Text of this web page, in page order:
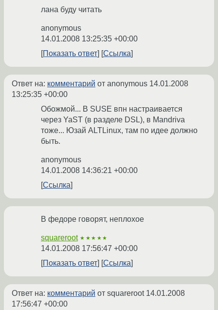
лана буду читать
anonymous
14.01.2008 13:25:35 +00:00
Показать ответ
Ссылка
Ответ на: комментарий от anonymous 14.01.2008
13:25:35 +00:00
Обожмой... В SUSE впн настраивается
через YaST (в разделе DSL), в Mandriva
тоже... Юзай ALTLinux, там по идее должно
быть.
anonymous
14.01.2008 14:36:21 +00:00
Ссылка
В федоре говорят, неплохое
squareroot ★★★★★
14.01.2008 17:56:47 +00:00
Показать ответ
Ссылка
Ответ на: комментарий от squareroot 14.01.2008
17:56:47 +00:00